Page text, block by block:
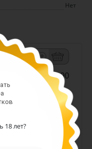
Нет
-
+
Арт. 10990
темное
Алк: 5%
Плотность: 11.6%
186.00 руб.
18 лет?